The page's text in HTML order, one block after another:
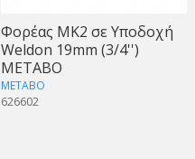
Φορέας ΜΚ2 σε Υποδοχή
Weldon 19mm (3/4'')
METABO
METABO
626602